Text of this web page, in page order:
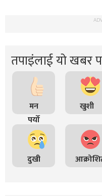
तपाइंलाई यो खबर
मन
पर्यो
खुशी
दुखी